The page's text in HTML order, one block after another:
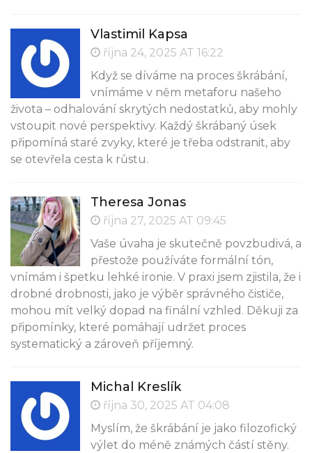
Vlastimil Kapsa
října 24, 2025 AT 16:22
Když se díváme na proces škrábání,
vnímáme v něm metaforu našeho
života – odhalování skrytých nedostatků, aby mohly
vstoupit nové perspektivy. Každý škrábaný úsek
připomíná staré zvyky, které je třeba odstranit, aby
se otevřela cesta k růstu.
Theresa Jonas
října 27, 2025 AT 09:45
Vaše úvaha je skutečně povzbudivá, a
přestože používáte formální tón,
vnímám i špetku lehké ironie. V praxi jsem zjistila, že i
drobné drobnosti, jako je výběr správného čističe,
mohou mít velký dopad na finální vzhled. Děkuji za
připomínky, které pomáhají udržet proces
systematický a zároveň příjemný.
Michal Kreslík
října 30, 2025 AT 04:08
Myslím, že škrábání je jako filozofický
výlet do méně známých částí stěny.